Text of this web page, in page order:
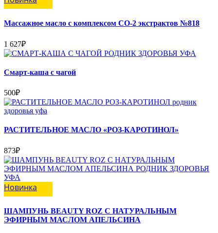
Массажное масло с комплексом СО-2 экстрактов №818
1 627₽
Смарт-каша с чагой
500₽
РАСТИТЕЛЬНОЕ МАСЛО «РОЗ-КАРОТИНОЛ»
873₽
Новинка
ШАМПУНЬ BEAUTY ROZ С НАТУРАЛЬНЫМ
ЭФИРНЫМ МАСЛОМ АПЕЛЬСИНА